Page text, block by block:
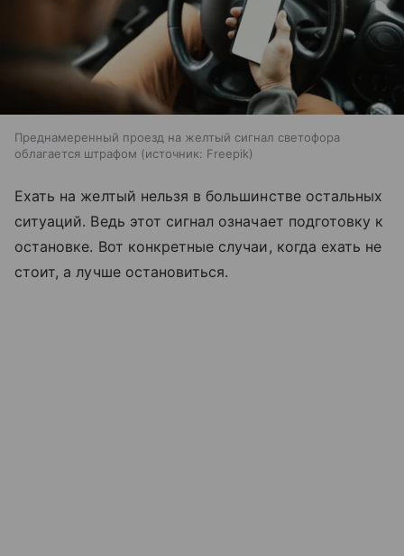
Преднамеренный проезд на желтый сигнал светофора
облагается штрафом
источник: Freepik
Ехать на желтый нельзя в большинстве остальных
ситуаций. Ведь этот сигнал означает подготовку к
остановке. Вот конкретные случаи, когда ехать не
стоит, а лучше остановиться.